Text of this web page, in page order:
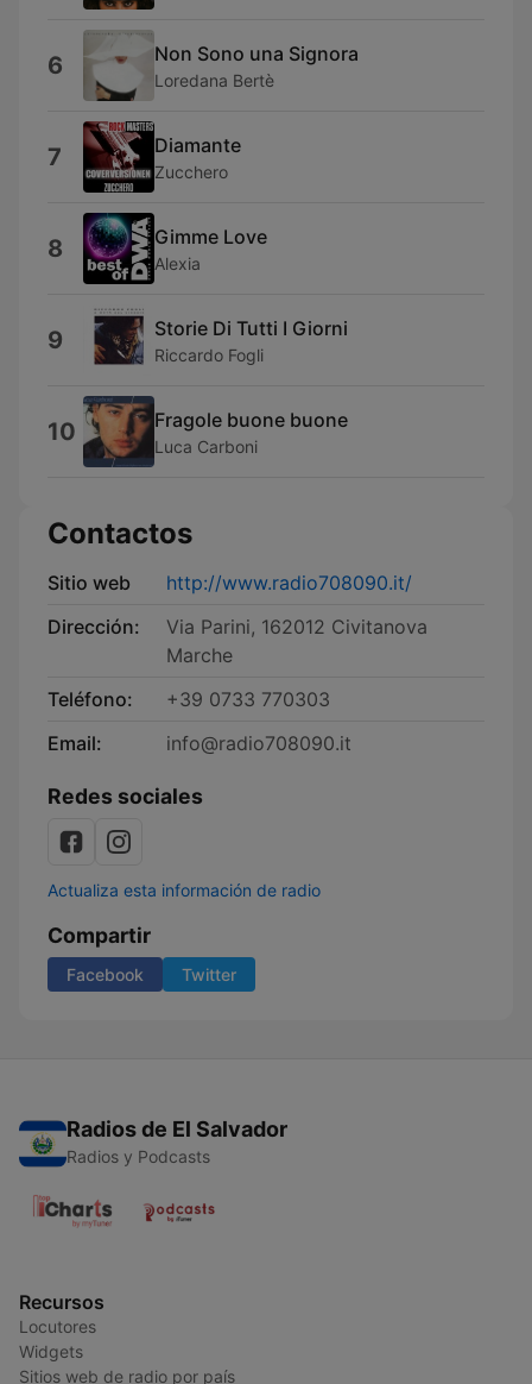
6 Non Sono una Signora
Loredana Bertè
7 Diamante
Zucchero
8 Gimme Love
Alexia
9 Storie Di Tutti I Giorni
Riccardo Fogli
10 Fragole buone buone
Luca Carboni
Contactos
Sitio web
http://www.radio708090.it/
Dirección:
Via Parini, 162012 Civitanova
Marche
Teléfono:
+39 0733 770303
Email:
info@radio708090.it
Redes sociales
Actualiza esta información de radio
Compartir
Facebook Twitter
Radios de El Salvador
Radios y Podcasts
Recursos
Locutores
Widgets
Sitios web de radio por país